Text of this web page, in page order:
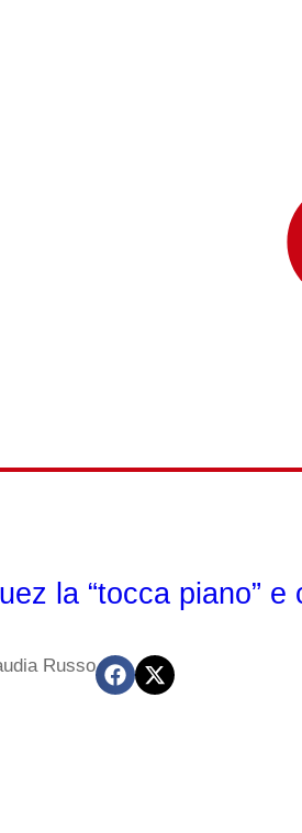
la “tocca piano”
Russo